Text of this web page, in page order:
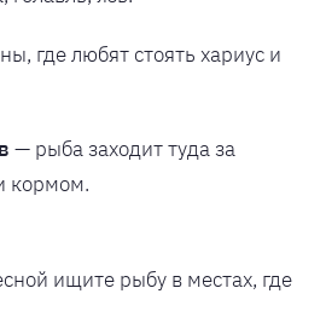
где любят стоять хариус и
— рыба заходит туда за
кормом.
ищите рыбу в местах, где